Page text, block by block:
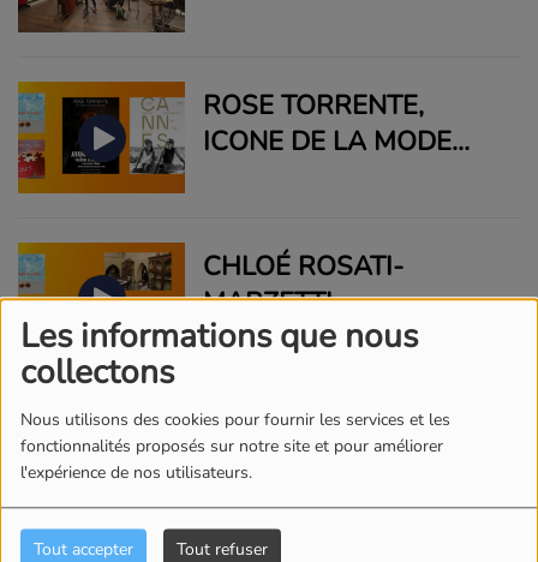
Les informations que nous
collectons
Nous utilisons des cookies pour fournir les services et les
fonctionnalités proposés sur notre site et pour améliorer
l'expérience de nos utilisateurs.
Tout accepter Tout refuser
NATIONAL DE CANNES
ROSE TORRENTE,
ICONE DE LA MODE
DOCUMENTAIRE SUR
ROSE TORRENTE EN
OUVERTURE DU 79ÈME
FESTIVAL DE CANNES
CHLOÉ ROSATI-
MARZETTI -
ANTHROPOLOGUE,
CULTURELLE,
VALORISATION
SCIENTIFIQUE ET
RECHERCHE DES
JENNY THIBAULT,
DIRECTRICE GÉNÉRALE
DE LA SOCIÉTÉ DES
ARTS